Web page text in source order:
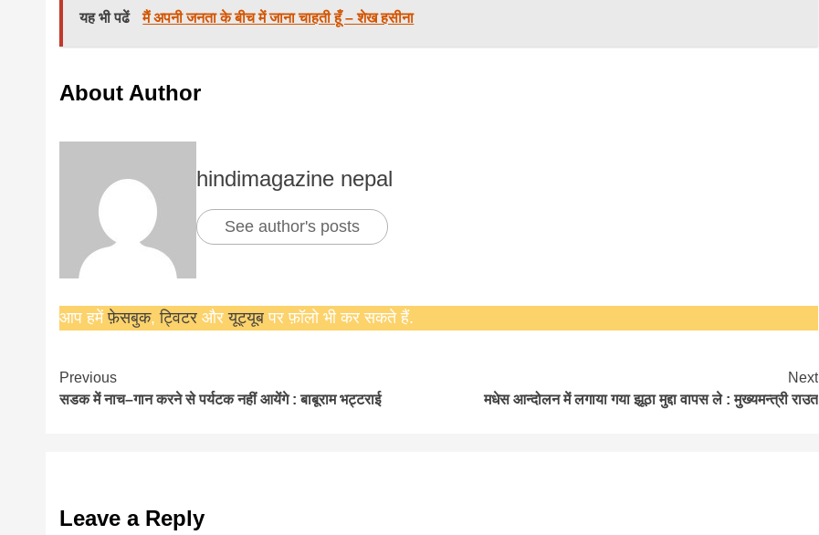
news,financial
news,loan,bank
news, madhesh
khabar
यह भी पढें मैं अपनी जनता के बीच में जाना चाहती हूँ – शेख हसीना
About Author
hindimagazine nepal
See author's posts
आप हमेंफ़ेसबुक,ट्विटरऔरयूट्यूब पर फ़ॉलो भी कर सकते हैं.
Continue
Reading
Previous
सडक में नाच–गान करने से पर्यटक नहीं आयेंगे : बाबूराम भट्टराई
Next
मधेस आन्दोलन में लगाया गया झूठा मुद्दा वापस ले : मुख्यमन्त्री राउत
Leave a Reply